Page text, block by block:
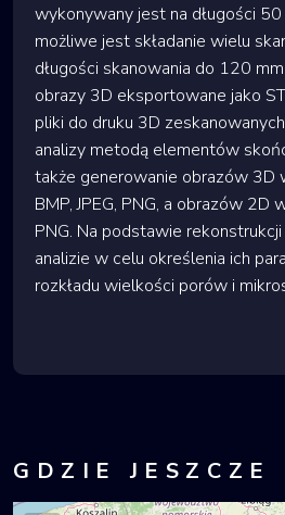
wykonywany jest na długości
możliwe jest składanie wielu
długości skanowania do 120
obrazy 3D eksportowane jako
pliki do druku 3D
analizy metodą elementów
także generowanie obrazów 3D
BMP, JPEG, PNG, a obrazów 2D
PNG. Na podstawie
analizie w celu określenia ich
rozkładu wielkości porów i
GDZIE JESZCZE